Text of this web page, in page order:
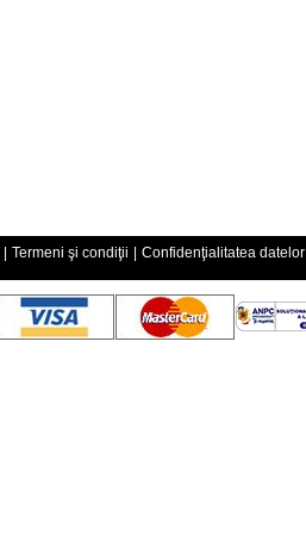
| Termeni şi condiţii | Confidenţialitatea datelor